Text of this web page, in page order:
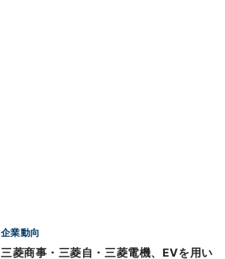
企業動向
三菱商事・三菱自・三菱電機、EVを用い